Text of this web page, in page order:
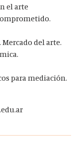
el arte
del arte.
para mediación.